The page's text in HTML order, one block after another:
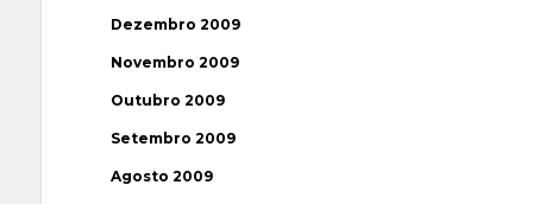
Dezembro 2009
Novembro 2009
Outubro 2009
Setembro 2009
Agosto 2009